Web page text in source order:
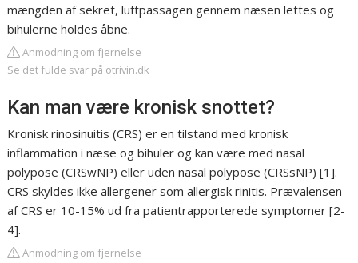
mængden af sekret, luftpassagen gennem næsen lettes og
bihulerne holdes åbne.
Anmodning om fjernelse
Se det fulde svar på otrivin.dk
Kan man være kronisk snottet?
Kronisk rinosinuitis (CRS) er en tilstand med kronisk
inflammation i næse og bihuler og kan være med nasal
polypose (CRSwNP) eller uden nasal polypose (CRSsNP) [1].
CRS skyldes ikke allergener som allergisk rinitis. Prævalensen
af CRS er 10-15% ud fra patientrapporterede symptomer [2-
4].
Anmodning om fjernelse